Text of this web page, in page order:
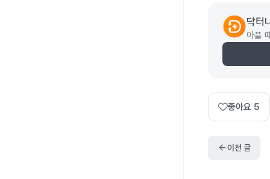
닥터
아플
좋아요 5
arrow_back이전 글